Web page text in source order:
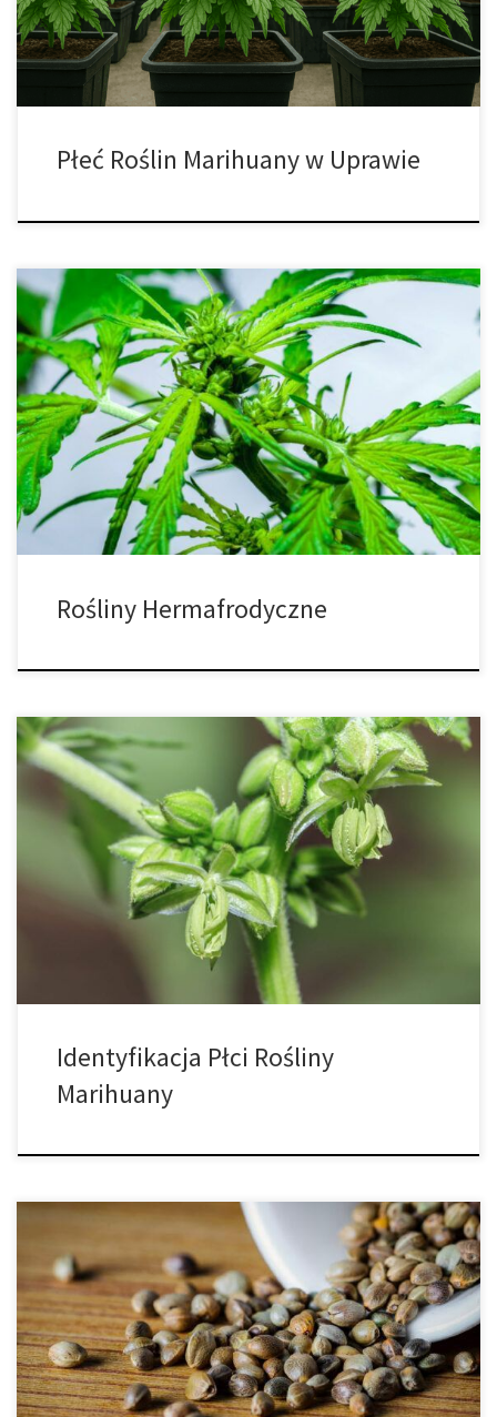
żywicy i składników aktywnych. Z kolei rośliny męskie produkują
jedynie […]
Płeć Roślin Marihuany w Uprawie
Czym są rośliny hermafrodyczne i co powinieneś zrobić, gdy
zauważysz hermafrodytę w swojej przestrzeni do uprawy?
Uprawa nasion marihuany może być trudna, czasami nie masz
sprzyjającego klimatu i Twoja roślina zaczyna wypuszczać pąki i
woreczki pyłkowe. Co to właściwie oznacza i jak je prawidłowo
rozpoznać? Czym są rośliny hermafrodyczne? Rośliny […]
Rośliny Hermafrodyczne
Jak rozpoznać płeć męską i żeńską w uprawie marihuany? Dwie
metody identyfikacji dla lepszej uprawy. Jeśli uprawiasz
marihuanę, powinieneś wiedzieć, jak rozpoznać żeńskie i męskie
rośliny marihuany. Tylko samice wytwarzają pożądane pąki
potrzebne do celów leczniczych lub rekreacyjnych. Rośliny męskie
mają niską aktywność i bardzo niską zawartość THC w porównaniu
Identyfikacja Płci Rośliny
Marihuany
Przeciętny hodowca indoor zwykle nie faworyzuje nasion w
swoim ogrodzie konopnym. Posiadanie kilku dodatkowych nasion
może nie być idealne, ale może być pomocne, jeśli nie chcesz
wydawać dodatkowej gotówki na nowe nasiona lub mieć do
czynienia z klonami. Dla hodowców tworzenie nasion jest częścią
misji. Proces ten jest integralną częścią […]